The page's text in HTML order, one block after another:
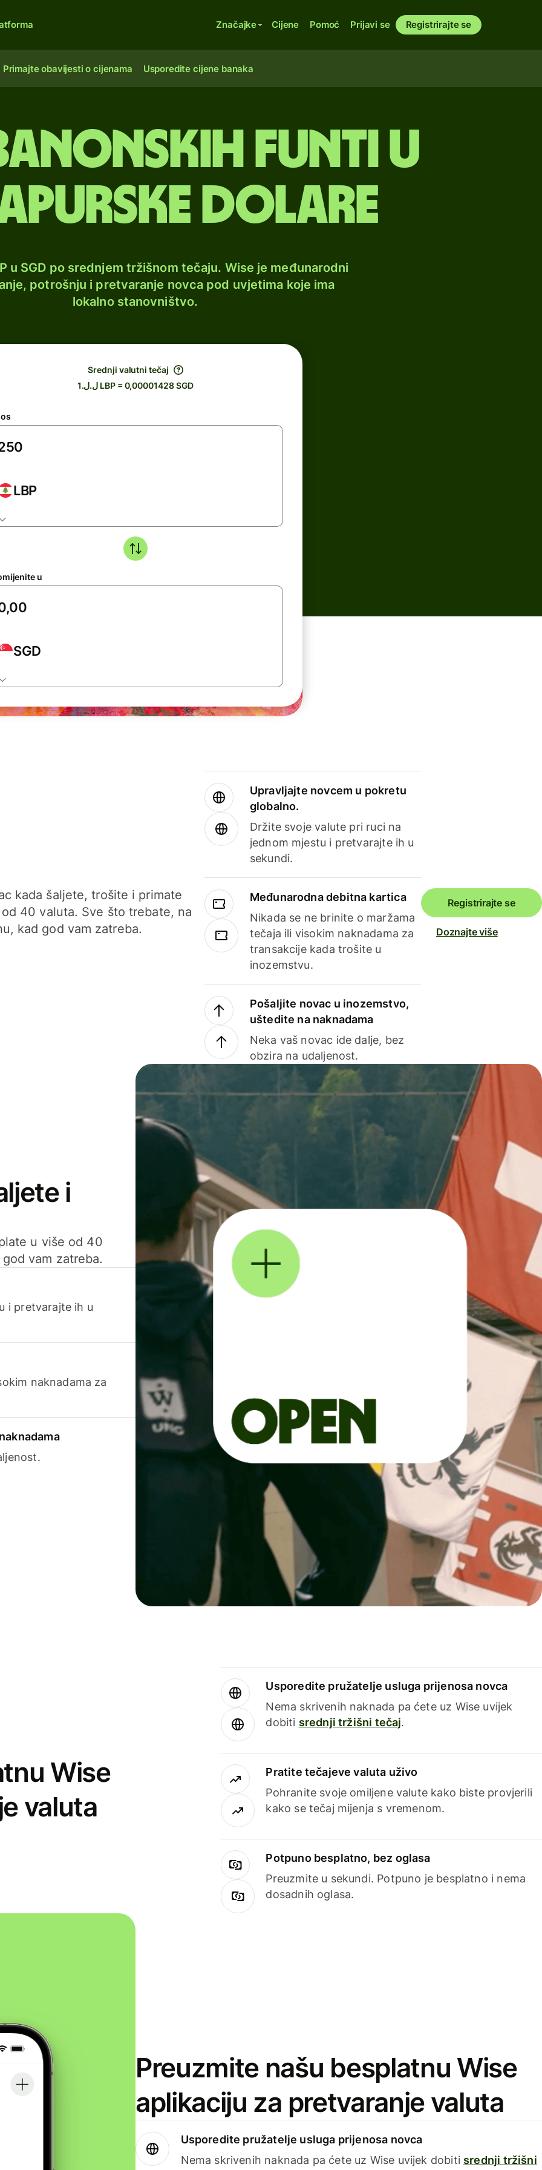
Značajke Cijene Pomoć Prijavi se Registrirajte se
Primajte obavijesti o cijenama Usporedite cijene banaka
funti u
dolare
u SGD po srednjem tržišnom tečaju. Wise je međunarodni
potrošnju i pretvaranje novca pod uvjetima koje ima
lokalno stanovništvo.
Srednji valutni tečaj
ل.ل.1 LBP = 0,00001428 SGD
LBP
u
SGD
kada šaljete, trošite i primate
40 valuta. Sve što trebate, na
kad god vam zatreba.
Upravljajte novcem u pokretu
globalno.
Držite svoje valute pri ruci na
jednom mjestu i pretvarajte ih u
sekundi.
Međunarodna debitna kartica
Nikada se ne brinite o maržama
tečaja ili visokim naknadama za
transakcije kada trošite u
inozemstvu.
Pošaljite novac u inozemstvo,
uštedite na naknadama
Neka vaš novac ide dalje, bez
obzira na udaljenost.
Registrirajte se
Doznajte više
i
u više od 40
vam zatreba.
i pretvarajte ih u
naknadama za
Wise
valuta
Usporedite pružatelje usluga prijenosa novca
Nema skrivenih naknada pa ćete uz Wise uvijek
dobiti srednji tržišni tečaj.
Pratite tečajeve valuta uživo
Pohranite svoje omiljene valute kako biste provjerili
kako se tečaj mijenja s vremenom.
Potpuno besplatno, bez oglasa
Preuzmite u sekundi. Potpuno je besplatno i nema
dosadnih oglasa.
Preuzmite našu besplatnu Wise
aplikaciju za pretvaranje valuta
Usporedite pružatelje usluga prijenosa novca
Nema skrivenih naknada pa ćete uz Wise uvijek dobiti srednji tržišni